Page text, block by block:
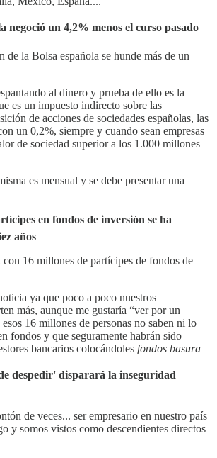
negoció un 4,2% menos el curso pasado
de la Bolsa española se hunde más de un
al dinero y prueba de ello es la
es un impuesto indirecto sobre las
de acciones de sociedades españolas, las
un 0,2%, siempre y cuando sean empresas
de sociedad superior a los 1.000 millones
es mensual y se debe presentar una
en fondos de inversión se ha
años
16 millones de partícipes de fondos de
ya que poco a poco nuestros
más, aunque me gustaría “ver por un
16 millones de personas no saben ni lo
fondos y que seguramente habrán sido
bancarios colocándoles fondos basura
despedir' disparará la inseguridad
de veces... ser empresario en nuestro país
y somos vistos como descendientes directos